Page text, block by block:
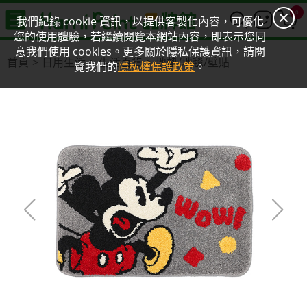
我們紀錄 cookie 資訊，以提供客製化內容，可優化
您的使用體驗，若繼續閱覽本網站內容，即表示您同
意我們使用 cookies。更多關於隱私保護資訊，請閱
覽我們的隱私權保護政策。
0
首頁 日用生活 生活百貨 地墊/地毯/壁貼